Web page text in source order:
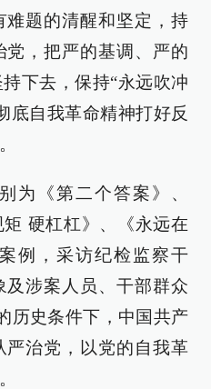
难题的清醒和坚定，持
党，把严的基调、严的
下去，保持“永远吹冲
底自我革命精神打好反
为《第二个答案》、
矩 硬杠杠》、《永远在
例，采访纪检监察干
涉案人员、干部群众
历史条件下，中国共产
严治党，以党的自我革